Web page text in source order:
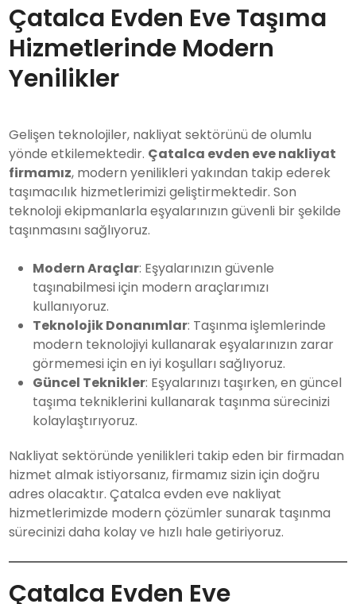
Çatalca Evden Eve Taşıma
Hizmetlerinde Modern
Yenilikler
Gelişen teknolojiler, nakliyat sektörünü de olumlu
yönde etkilemektedir. Çatalca evden eve nakliyat
firmamız, modern yenilikleri yakından takip ederek
taşımacılık hizmetlerimizi geliştirmektedir. Son
teknoloji ekipmanlarla eşyalarınızın güvenli bir şekilde
taşınmasını sağlıyoruz.
Modern Araçlar: Eşyalarınızın güvenle
taşınabilmesi için modern araçlarımızı
kullanıyoruz.
Teknolojik Donanımlar: Taşınma işlemlerinde
modern teknolojiyi kullanarak eşyalarınızın zarar
görmemesi için en iyi koşulları sağlıyoruz.
Güncel Teknikler: Eşyalarınızı taşırken, en güncel
taşıma tekniklerini kullanarak taşınma sürecinizi
kolaylaştırıyoruz.
Nakliyat sektöründe yenilikleri takip eden bir firmadan
hizmet almak istiyorsanız, firmamız sizin için doğru
adres olacaktır. Çatalca evden eve nakliyat
hizmetlerimizde modern çözümler sunarak taşınma
sürecinizi daha kolay ve hızlı hale getiriyoruz.
Çatalca Evden Eve